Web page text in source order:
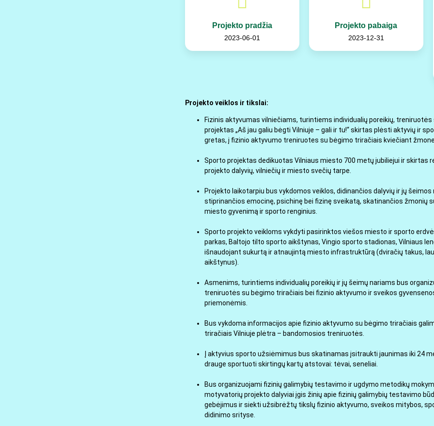
Projekto pradžia
2023-06-01
Projekto pabaiga
2023-12-31
Projekto veiklos ir tikslai:
Fizinis aktyvumas vilniečiams, turintiems individualių poreikių,
projektas „Aš jau galiu bėgti Vilniuje – gali ir tu!“ skirtas plėsti aktyvių ir
gretas, į fizinio aktyvumo treniruotes su bėgimo triračiais kviečiant
Sporto projektas dedikuotas Vilniaus miesto 700 metų jubiliejui ir skirtas
projekto dalyvių, vilniečių ir miesto svečių tarpe.
Projekto laikotarpiu bus vykdomos veiklos, didinančios dalyvių ir jų
stiprinančios emocinę, psichinę bei fizinę sveikatą, skatinančios žmonių
miesto gyvenimą ir sporto renginius.
Sporto projekto veikloms vykdyti pasirinktos viešos miesto ir sporto
parkas, Baltojo tilto sporto aikštynas, Vingio sporto stadionas, Vilniaus
išnaudojant sukurtą ir atnaujintą miesto infrastruktūrą (dviračių takus,
aikštynus).
Asmenims, turintiems individualių poreikių ir jų šeimų nariams bus
treniruotės su bėgimo triračiais bei fizinio aktyvumo ir sveikos
priemonėmis.
Bus vykdoma informacijos apie fizinio aktyvumo su bėgimo triračiais
triračiais Vilniuje plėtra – bandomosios treniruotės.
Į aktyvius sporto užsiėmimus bus skatinamas įsitraukti jaunimas iki 24
drauge sportuoti skirtingų kartų atstovai: tėvai, seneliai.
Bus organizuojami fizinių galimybių testavimo ir ugdymo metodikų
motyvatorių projekto dalyviai įgis žinių apie fizinių galimybių testavimo
gebėjimus ir siekti užsibrėžtų tikslų fizinio aktyvumo, sveikos mitybos,
didinimo srityse.